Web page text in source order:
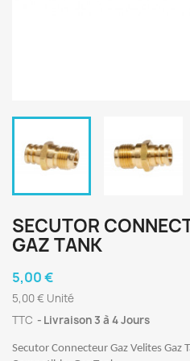
SECUTOR
GAZ TANK
5,00 €
5,00 € Unité
TTC
Livraison 3 à 4 Jours
Secutor Connecteur Gaz Velites Gaz